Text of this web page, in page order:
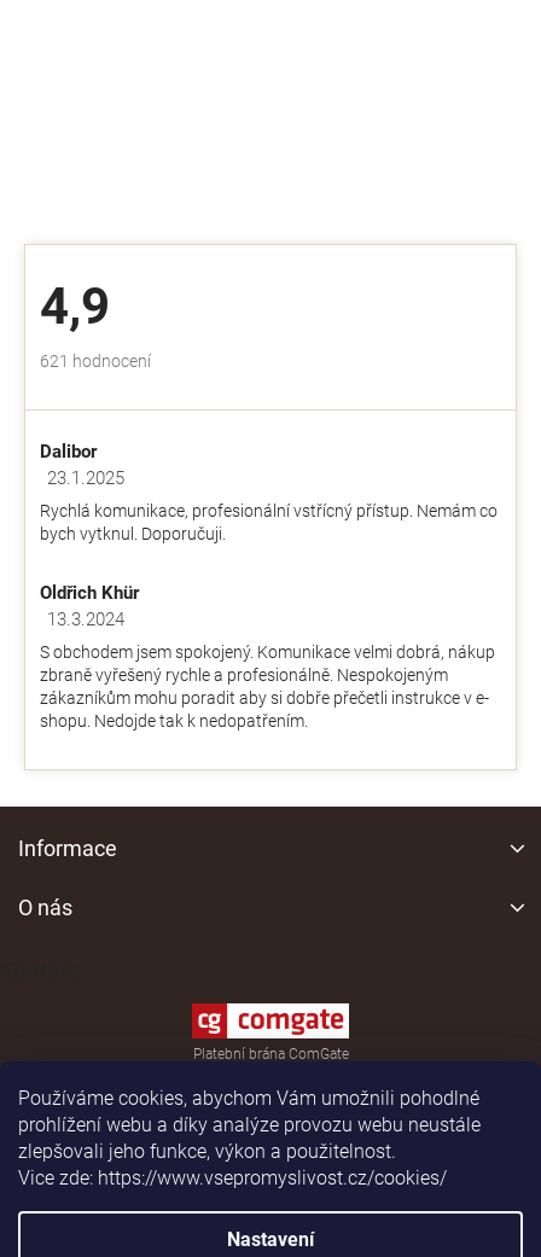
Používáme cookies, abychom Vám umožnili pohodlné
prohlížení webu a díky analýze provozu webu neustále
zlepšovali jeho funkce, výkon a použitelnost.
Vice zde: https://www.vsepromyslivost.cz/cookies/
Nastavení
4,9
Průměrné
obchodu
4,9
hvězdiček.
621 hodnocení
Dalibor
Hodnocení obchodu je 5 z 5 hvězdiček.
23.1.2025
Rychlá komunikace, profesionální vstřícný přístup. Nemám co
bych vytknul. Doporučuji.
Oldřich Khür
Hodnocení obchodu je 5 z 5 hvězdiček.
13.3.2024
S obchodem jsem spokojený. Komunikace velmi dobrá, nákup
zbraně vyřešený rychle a profesionálně. Nespokojeným
zákazníkům mohu poradit aby si dobře přečetli instrukce v e-
shopu. Nedojde tak k nedopatřením.
Informace
O nás
Platební brána ComGate